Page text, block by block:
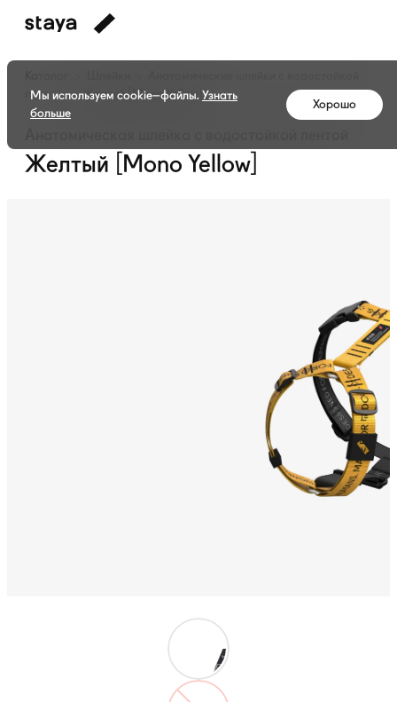
лентой
Желтый [Mono Yellow]
Желтый [Mono Yellow]
Мы используем cookie–файлы. Узнать
больше
Хорошо